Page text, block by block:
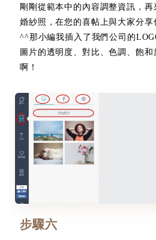
剛剛從範本中的內容調整資訊，
婚紗照，在您的喜帖上與大家分
^^那小編我插入了我們公司的
圖片的透明度、對比、色調、飽
啊！
步驟六